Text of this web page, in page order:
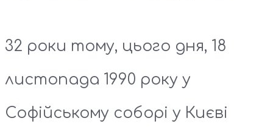
32 роки тому, цього дня, 18
листопада 1990 року у
Софійському соборі у Києві